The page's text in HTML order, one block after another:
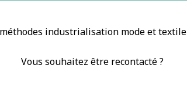
industrialisation mode et textile
Vous souhaitez être recontacté ?